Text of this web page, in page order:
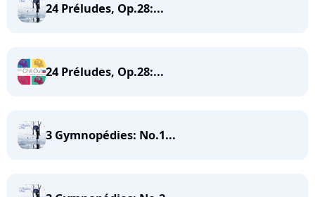
24 Préludes, Op.28:...
24 Préludes, Op.28:...
3 Gymnopédies: No.1...